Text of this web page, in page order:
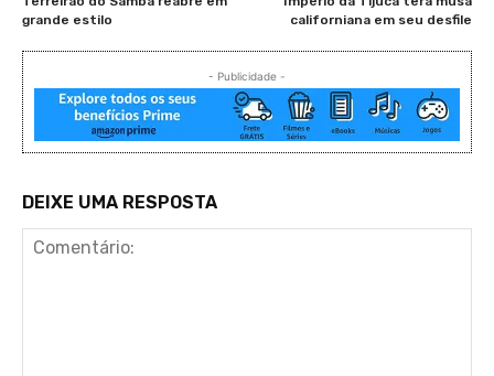
grande estilo
californiana em seu desfile
- Publicidade -
DEIXE UMA RESPOSTA